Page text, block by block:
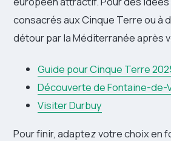
consacrés aux Cinque Terre ou à
détour par la Méditerranée après
Guide pour Cinque Terre
Découverte de Fontaine-de-
Visiter Durbuy
Pour finir, adaptez votre choix en